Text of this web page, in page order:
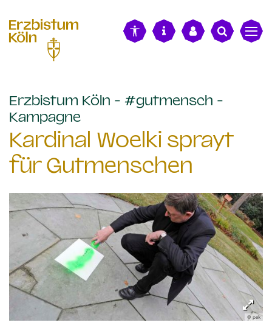
Erzbistum Köln - #gutmensch -
Kampagne:
Kardinal Woelki sprayt
für Gutmenschen
© pek